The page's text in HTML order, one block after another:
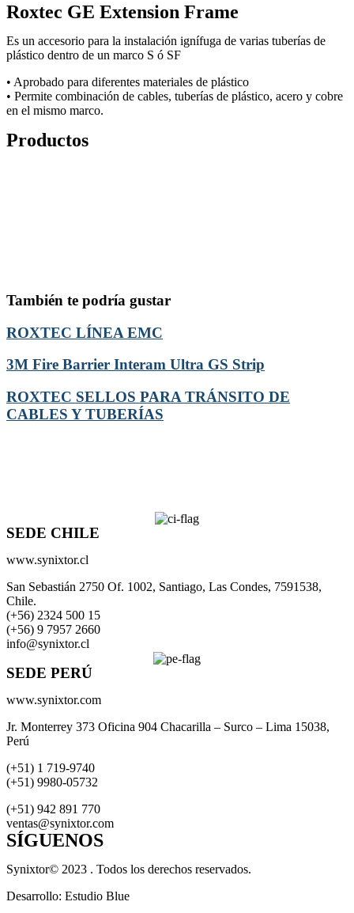
Roxtec GE Extension Frame
Es un accesorio para la instalación ignífuga de varias tuberías de
plástico dentro de un marco S ó SF
• Aprobado para diferentes materiales de plástico
• Permite combinación de cables, tuberías de plástico, acero y cobre
en el mismo marco.
Productos
También te podría gustar
ROXTEC LÍNEA EMC
3M Fire Barrier Interam Ultra GS Strip
ROXTEC SELLOS PARA TRÁNSITO DE
CABLES Y TUBERÍAS
SEDE CHILE
www.synixtor.cl
San Sebastián 2750 Of. 1002, Santiago, Las Condes, 7591538,
Chile.
(+56) 2324 500 15
(+56) 9 7957 2660
info@synixtor.cl
SEDE PERÚ
www.synixtor.com
Jr. Monterrey 373 Oficina 904 Chacarilla – Surco – Lima 15038,
Perú
(+51) 1 719-9740
(+51) 9980-05732
(+51) 942 891 770
ventas@synixtor.com
SÍGUENOS
Synixtor© 2023 . Todos los derechos reservados.
Desarrollo: Estudio Blue